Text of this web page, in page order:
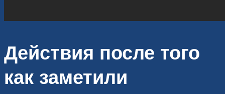
Действия после того
как заметили